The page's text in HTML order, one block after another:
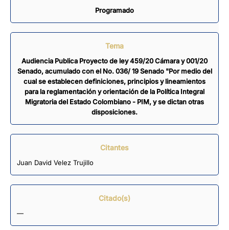
Programado
Tema
Audiencia Publica Proyecto de ley 459/20 Cámara y 001/20
Senado, acumulado con el No. 036/ 19 Senado "Por medio del
cual se establecen definiciones, principios y lineamientos
para la reglamentación y orientación de la Política Integral
Migratoria del Estado Colombiano - PIM, y se dictan otras
disposiciones.
Citantes
Juan David Velez Trujillo
Citado(s)
—